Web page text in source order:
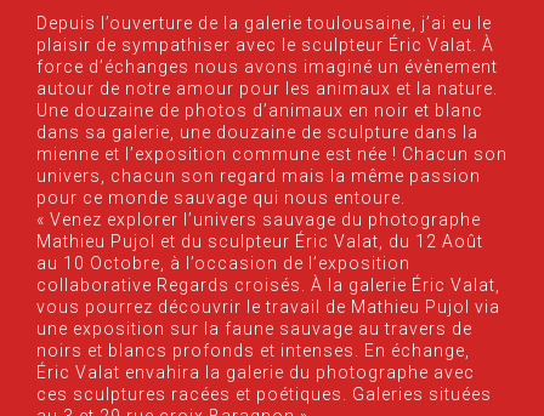
Depuis l’ouverture de la galerie toulousaine, j’ai eu le
plaisir de sympathiser avec le sculpteur Éric Valat. À
force d’échanges nous avons imaginé un évènement
autour de notre amour pour les animaux et la nature.
Une douzaine de photos d’animaux en noir et blanc
dans sa galerie, une douzaine de sculpture dans la
mienne et l’exposition commune est née ! Chacun son
univers, chacun son regard mais la même passion
pour ce monde sauvage qui nous entoure.
« Venez explorer l’univers sauvage du photographe
Mathieu Pujol et du sculpteur Éric Valat, du 12 Août
au 10 Octobre, à l’occasion de l’exposition
collaborative Regards croisés. À la galerie Éric Valat,
vous pourrez découvrir le travail de Mathieu Pujol via
une exposition sur la faune sauvage au travers de
noirs et blancs profonds et intenses. En échange,
Éric Valat envahira la galerie du photographe avec
ces sculptures racées et poétiques. Galeries situées